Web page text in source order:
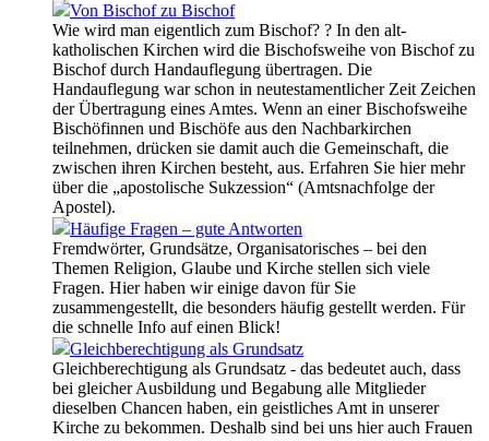
Von Bischof zu Bischof
Wie wird man eigentlich zum Bischof? ? In den alt-
katholischen Kirchen wird die Bischofsweihe von Bischof zu
Bischof durch Handauflegung übertragen. Die
Handauflegung war schon in neutestamentlicher Zeit Zeichen
der Übertragung eines Amtes. Wenn an einer Bischofsweihe
Bischöfinnen und Bischöfe aus den Nachbarkirchen
teilnehmen, drücken sie damit auch die Gemeinschaft, die
zwischen ihren Kirchen besteht, aus. Erfahren Sie hier mehr
über die „apostolische Sukzession“ (Amtsnachfolge der
Apostel).
Häufige Fragen – gute Antworten
Fremdwörter, Grundsätze, Organisatorisches – bei den
Themen Religion, Glaube und Kirche stellen sich viele
Fragen. Hier haben wir einige davon für Sie
zusammengestellt, die besonders häufig gestellt werden. Für
die schnelle Info auf einen Blick!
Gleichberechtigung als Grundsatz
Gleichberechtigung als Grundsatz - das bedeutet auch, dass
bei gleicher Ausbildung und Begabung alle Mitglieder
dieselben Chancen haben, ein geistliches Amt in unserer
Kirche zu bekommen. Deshalb sind bei uns hier auch Frauen